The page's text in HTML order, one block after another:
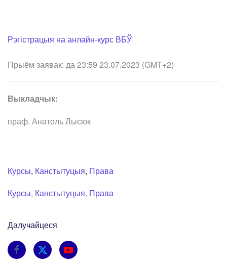
Курсы, Канстытуцыя, Права
Курсы, Канстытуцыя, Права
Далучайцеся
Рэгістрацыя на анлайн-курс ВБЎ
Прыём заявак: да 23:59 23.07.2023 (GMT+2)
Выкладчык:
праф. Анатоль Лысюк